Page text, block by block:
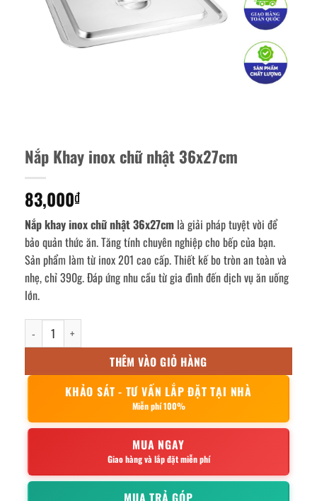
Nắp Khay inox chữ nhật 36x27cm
83,000₫
Nắp khay inox chữ nhật 36x27cm là giải pháp tuyệt vời để
bảo quản thức ăn. Tăng tính chuyên nghiệp cho bếp của bạn.
Sản phẩm làm từ inox 201 cao cấp. Thiết kế bo tròn an toàn và
nhẹ, chỉ 390g. Đáp ứng nhu cầu từ gia đình đến dịch vụ ăn uống
lớn.
Nắp Khay inox chữ nhật 36x27cm số lượng
THÊM VÀO GIỎ HÀNG
KHẢO SÁT - TƯ VẤN LẮP ĐẶT TẠI NHÀ
Miễn phí 100%
MUA NGAY
Giao hàng và lắp đặt miễn phí
MUA TRẢ GÓP